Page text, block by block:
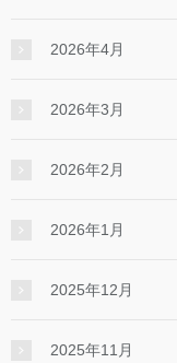
2026年4月
2026年3月
2026年2月
2026年1月
2025年12月
2025年11月